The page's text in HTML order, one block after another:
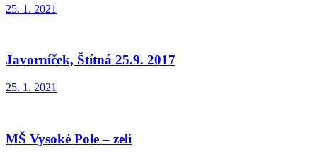
25. 1. 2021
Javorníček, Štítná 25.9. 2017
25. 1. 2021
MŠ Vysoké Pole – zelí